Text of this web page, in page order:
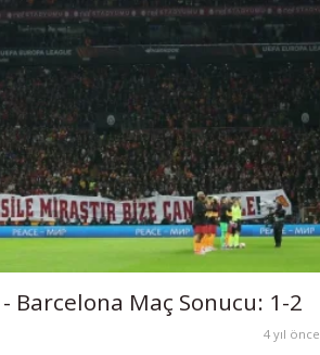
Barcelona Maç Sonucu: 1-2
4 yıl önce